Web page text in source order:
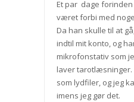
Et par dage
været forbi med
Da han skulle til at
indtil mit konto, og
mikrofonstativ som
laver tarotlæsninger.
som lydfiler, og jeg
imens jeg gør det.